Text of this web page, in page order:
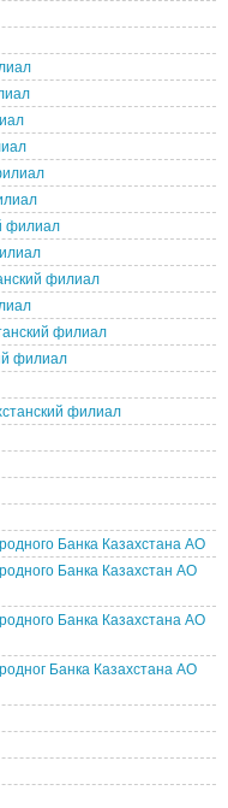
филиал
филиал
филиал
филиал
филиал
Банка Казахстана АО
Банка Казахстан АО
Банка Казахстана АО
Банка Казахстана АО